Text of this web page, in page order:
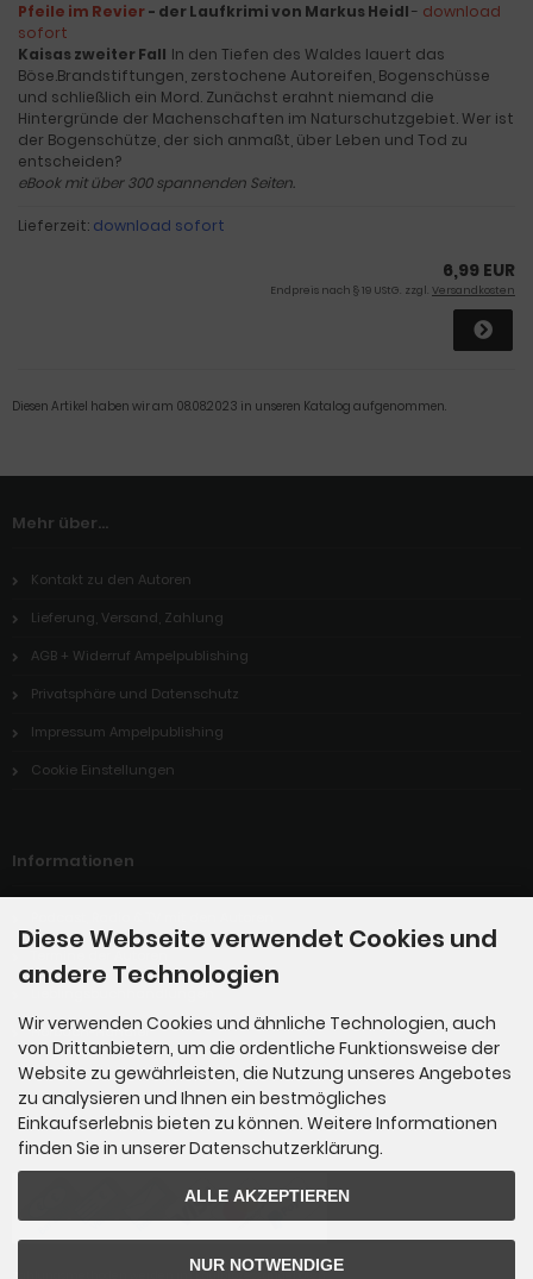
Pfeile im Revier- der Laufkrimi von Markus Heidl- download
sofort
Kaisas zweiter Fall In den Tiefen des Waldes lauert das
Böse.Brandstiftungen, zerstochene Autoreifen, Bogenschüsse
und schließlich ein Mord. Zunächst erahnt niemand die
Hintergründe der Machenschaften im Naturschutzgebiet. Wer ist
der Bogenschütze, der sich anmaßt, über Leben und Tod zu
entscheiden?
eBook mit über 300 spannenden Seiten.
Lieferzeit: download sofort
6,99 EUR
Endpreis nach § 19 UStG. zzgl. Versandkosten
Diesen Artikel haben wir am 08.08.2023 in unseren Katalog aufgenommen.
Mehr über...
Kontakt zu den Autoren
Lieferung, Versand, Zahlung
AGB + Widerruf Ampelpublishing
Privatsphäre und Datenschutz
Impressum Ampelpublishing
Cookie Einstellungen
Informationen
Hörbuch-Händler
Zahlungsmethoden
Diese Webseite verwendet Cookies und
andere Technologien
Wir verwenden Cookies und ähnliche Technologien, auch
von Drittanbietern, um die ordentliche Funktionsweise der
Website zu gewährleisten, die Nutzung unseres Angebotes
zu analysieren und Ihnen ein bestmögliches
Einkaufserlebnis bieten zu können. Weitere Informationen
finden Sie in unserer Datenschutzerklärung.
ALLE AKZEPTIEREN
NUR NOTWENDIGE